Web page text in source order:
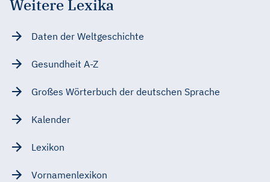
Weitere Lexika
Daten der Weltgeschichte
Gesundheit A-Z
Großes Wörterbuch der deutschen Sprache
Kalender
Lexikon
Vornamenlexikon